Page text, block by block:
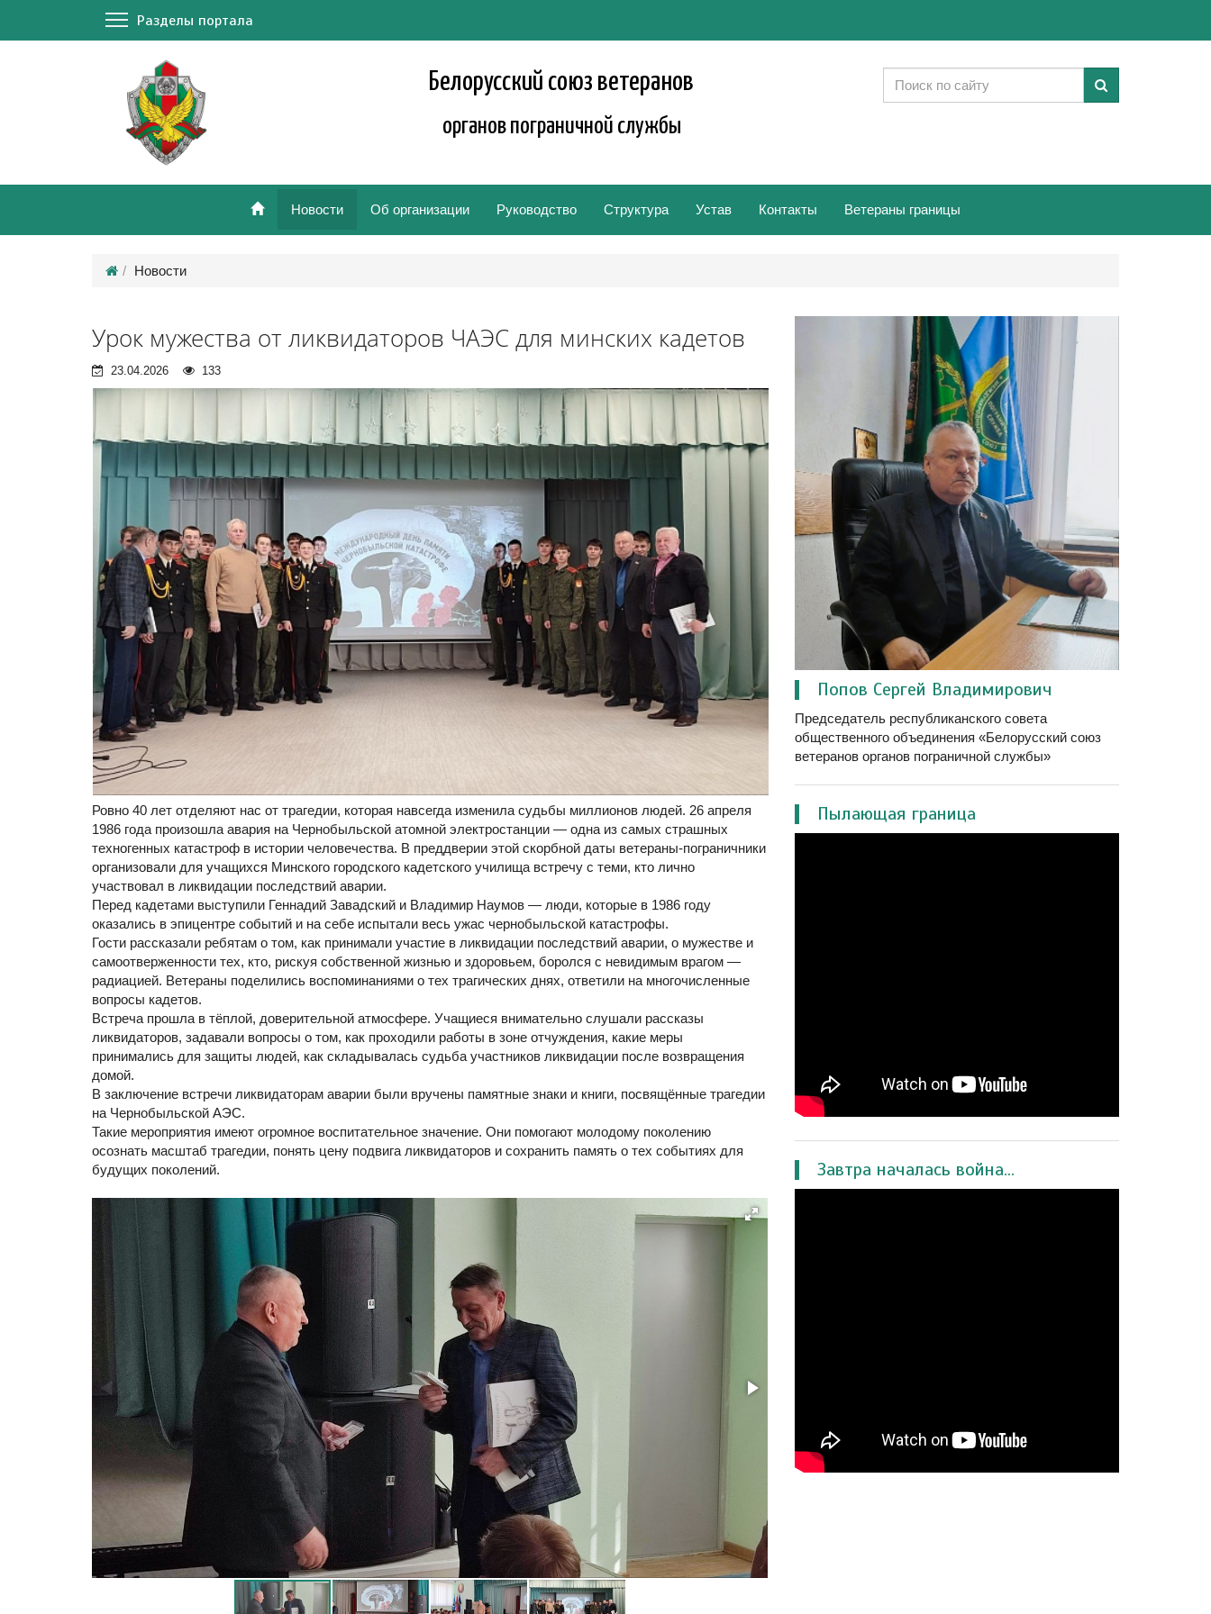
Разделы портала
Белорусский союз ветеранов
органов пограничной службы
Новости Об организации Руководство Структура Устав Контакты Ветераны границы
Новости
Урок мужества от ликвидаторов ЧАЭС для минских кадетов
23.04.2026 133
Ровно 40 лет отделяют нас от трагедии, которая навсегда изменила судьбы миллионов людей. 26 апреля
1986 года произошла авария на Чернобыльской атомной электростанции — одна из самых страшных
техногенных катастроф в истории человечества. В преддверии этой скорбной даты ветераны-пограничники
организовали для учащихся Минского городского кадетского училища встречу с теми, кто лично
участвовал в ликвидации последствий аварии.
Перед кадетами выступили Геннадий Завадский и Владимир Наумов — люди, которые в 1986 году
оказались в эпицентре событий и на себе испытали весь ужас чернобыльской катастрофы.
Гости рассказали ребятам о том, как принимали участие в ликвидации последствий аварии, о мужестве и
самоотверженности тех, кто, рискуя собственной жизнью и здоровьем, боролся с невидимым врагом —
радиацией. Ветераны поделились воспоминаниями о тех трагических днях, ответили на многочисленные
вопросы кадетов.
Встреча прошла в тёплой, доверительной атмосфере. Учащиеся внимательно слушали рассказы
ликвидаторов, задавали вопросы о том, как проходили работы в зоне отчуждения, какие меры
принимались для защиты людей, как складывалась судьба участников ликвидации после возвращения
домой.
В заключение встречи ликвидаторам аварии были вручены памятные знаки и книги, посвящённые трагедии
на Чернобыльской АЭС.
Такие мероприятия имеют огромное воспитательное значение. Они помогают молодому поколению
осознать масштаб трагедии, понять цену подвига ликвидаторов и сохранить память о тех событиях для
будущих поколений.
Попов Сергей Владимирович
Председатель республиканского совета
общественного объединения «Белорусский союз
ветеранов органов пограничной службы»
Пылающая граница
Завтра началась война...